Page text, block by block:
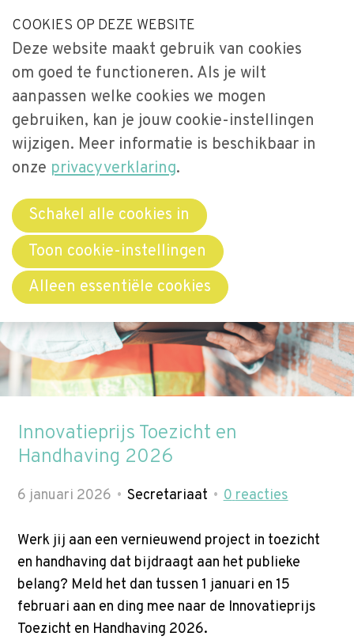
m
p
t
o
n
a
v
i
a
t
i
o
n
Our Phone Number:
033-2473461 Our Email Address:
secretariaat@videnet.nl
Menu
Innovatieprijs Toezicht en
Handhaving 2026
6 januari 2026 Secretariaat 0reacties
Werk jij aan een vernieuwend project in toezicht
en handhaving dat bijdraagt aan het publieke
belang? Meld het dan tussen 1 januari en 15
februari aan en ding mee naar de Innovatieprijs
Toezicht en Handhaving 2026.
Home
Uitgelicht
Activiteiten
Over Vide
Leerstoel
Netwerken
Bibliotheek
Word lid
Contact
Zoek
COOKIES OP DEZE WEBSITE
Deze website maakt gebruik van cookies
om goed te functioneren. Als je wilt
aanpassen welke cookies we mogen
gebruiken, kan je jouw cookie-instellingen
wijzigen. Meer informatie is beschikbaar in
onze privacyverklaring.
Schakel alle cookies in
Toon cookie-instellingen
Alleen essentiële cookies